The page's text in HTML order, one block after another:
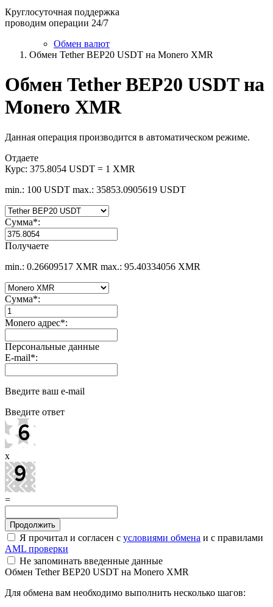
Круглосуточная поддержка
проводим операции 24/7
Обмен валют
Обмен Tether BEP20 USDT на Monero XMR
Обмен Tether BEP20 USDT на
Monero XMR
Данная операция производится в автоматическом режиме.
Отдаете
Курс: 375.8054 USDT = 1 XMR
min.: 100 USDT max.: 35853.0905619 USDT
Сумма*:
Получаете
min.: 0.26609517 XMR max.: 95.40334056 XMR
Сумма*:
Monero адрес*:
Персональные данные
E-mail*:
Введите ваш e-mail
Введите ответ
x
=
Я прочитал и согласен с условиями обмена и с правилами
AML проверки
Не запоминать введенные данные
Обмен Tether BEP20 USDT на Monero XMR
Для обмена вам необходимо выполнить несколько шагов: